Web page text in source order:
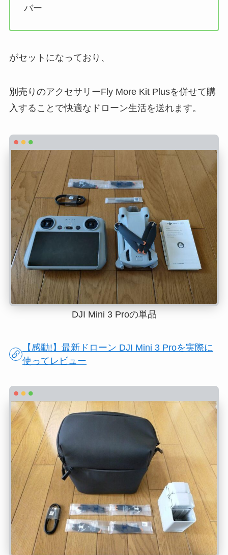
バー
がセットになっており、
別売りのアクセサリーFly More Kit Plusを併せて購
入することで快適なドローン生活を送れます。
DJI Mini 3 Proの単品
【感動!】最新ドローン DJI Mini 3 Proを実際に
使ってレビュー